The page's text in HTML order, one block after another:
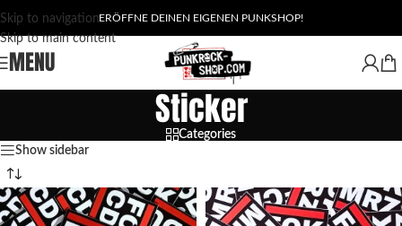
Skip to navigation
Skip to main content
ERÖFFNE DEINEN EIGENEN PUNKSHOP!
MENU
Sticker
Categories
Show sidebar